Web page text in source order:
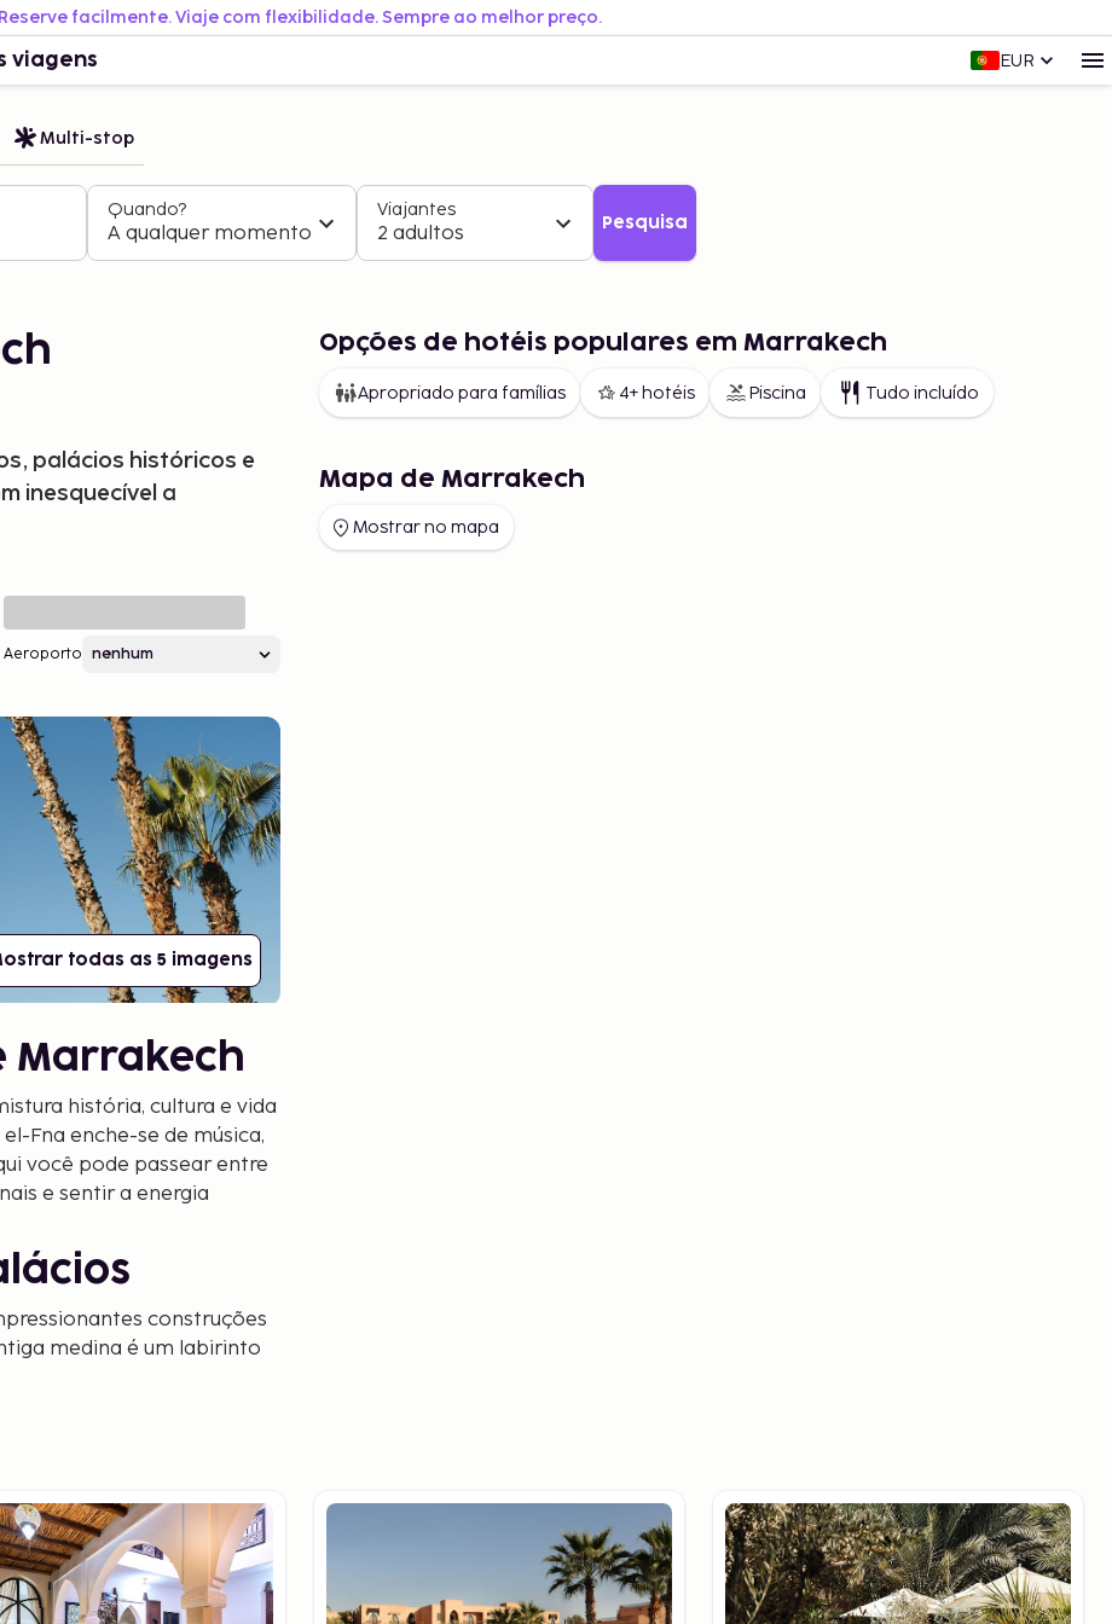
Reserve facilmente. Viaje com flexibilidade. Sempre ao melhor preço.
viagens EUR
Multi-stop
Quando?
A qualquer momento
Viajantes
2 adultos Pesquisa
palácios históricos e
inesquecível a
Aeroporto
todas as 5 imagens
Marrakech
história, cultura e vida
Fna enche-se de música,
você pode passear entre
e sentir a energia
construções
medina é um labirinto
amante de cultura,
cidade oferecem têxteis
pausa da agitação, pode
Opções de hotéis populares em Marrakech
Apropriado para famílias 4+ hotéis Piscina Tudo incluído
Mapa de Marrakech
Mostrar no mapa